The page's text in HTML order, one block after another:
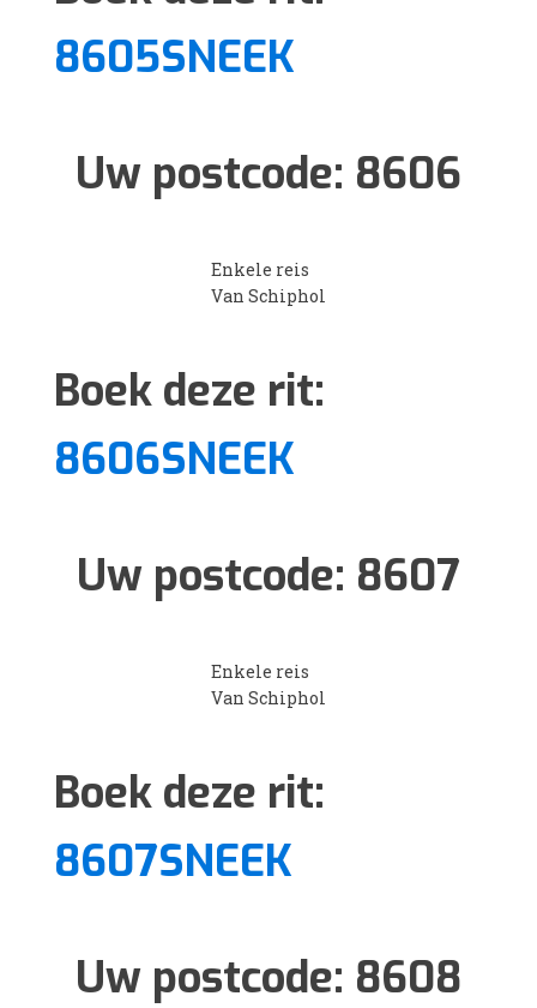
8605SNEEK
Uw postcode: 8606
Enkele reis
Van Schiphol
Boek deze rit:
8606SNEEK
Uw postcode: 8607
Enkele reis
Van Schiphol
Boek deze rit:
8607SNEEK
Uw postcode: 8608